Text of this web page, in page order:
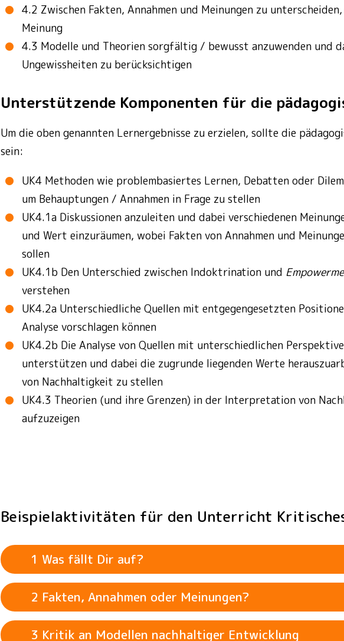
4.2 Zwischen Fakten, Annahmen und Meinungen zu
Meinung
4.3 Modelle und Theorien sorgfältig / bewusst anzuwenden und
Ungewissheiten zu berücksichtigen
Unterstützende Komponenten für die
Um die oben genannten Lernergebnisse zu erzielen, sollte die
sein:
UK4 Methoden wie problembasiertes Lernen, Debatten oder
um Behauptungen / Annahmen in Frage zu stellen
UK4.1a Diskussionen anzuleiten und dabei verschiedenen
und Wert einzuräumen, wobei Fakten von Annahmen und
sollen
UK4.1b Den Unterschied zwischen Indoktrination und
verstehen
UK4.2a Unterschiedliche Quellen mit entgegengesetzten
Analyse vorschlagen können
UK4.2b Die Analyse von Quellen mit unterschiedlichen
unterstützen und dabei die zugrunde liegenden Werte
von Nachhaltigkeit zu stellen
UK4.3 Theorien (und ihre Grenzen) in der Interpretation von
aufzuzeigen
Beispielaktivitäten für den Unterricht
1 Was fällt Dir auf?
2 Fakten, Annahmen oder Meinungen?
3 Kritik an Modellen nachhaltiger Entwicklung